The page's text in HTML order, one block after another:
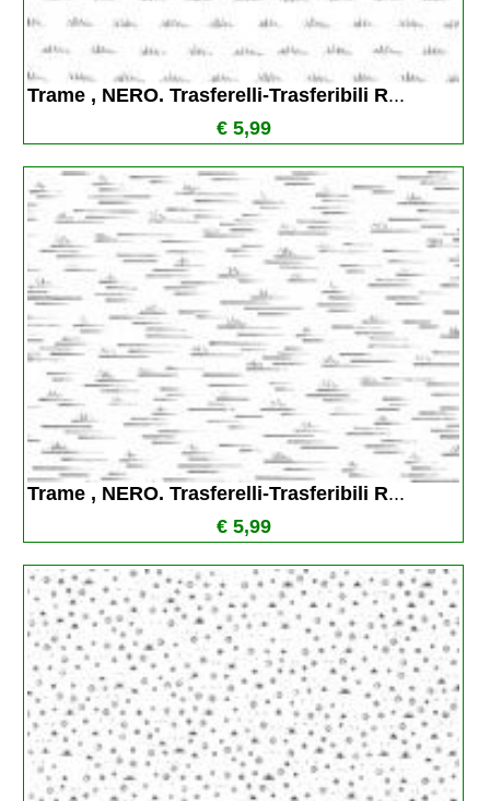
Trame , NERO. Trasferelli-Trasferibili R...
€ 5,99
Trame , NERO. Trasferelli-Trasferibili R...
€ 5,99